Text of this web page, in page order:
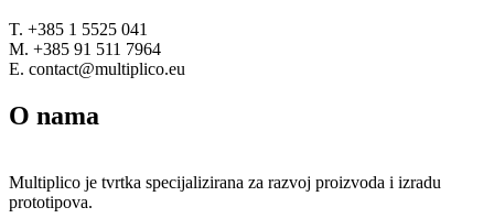
T. +385 1 5525 041
M. +385 91 511 7964
E. contact@multiplico.eu
O nama
Multiplico je tvrtka specijalizirana za razvoj proizvoda i izradu
prototipova.